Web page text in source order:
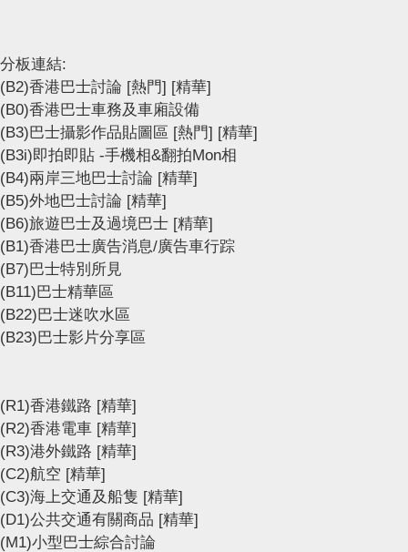
分板連結:
(B2)香港巴士討論 [熱門] [精華]
(B0)香港巴士車務及車廂設備
(B3)巴士攝影作品貼圖區 [熱門] [精華]
(B3i)即拍即貼 -手機相&翻拍Mon相
(B4)兩岸三地巴士討論 [精華]
(B5)外地巴士討論 [精華]
(B6)旅遊巴士及過境巴士 [精華]
(B1)香港巴士廣告消息/廣告車行踪
(B7)巴士特別所見
(B11)巴士精華區
(B22)巴士迷吹水區
(B23)巴士影片分享區
(R1)香港鐵路 [精華]
(R2)香港電車 [精華]
(R3)港外鐵路 [精華]
(C2)航空 [精華]
(C3)海上交通及船隻 [精華]
(D1)公共交通有關商品 [精華]
(M1)小型巴士綜合討論